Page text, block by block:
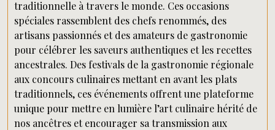
traditionnelle à travers le monde. Ces occasions
spéciales rassemblent des chefs renommés, des
artisans passionnés et des amateurs de gastronomie
pour célébrer les saveurs authentiques et les recettes
ancestrales. Des festivals de la gastronomie régionale
aux concours culinaires mettant en avant les plats
traditionnels, ces événements offrent une plateforme
unique pour mettre en lumière l’art culinaire hérité de
nos ancêtres et encourager sa transmission aux